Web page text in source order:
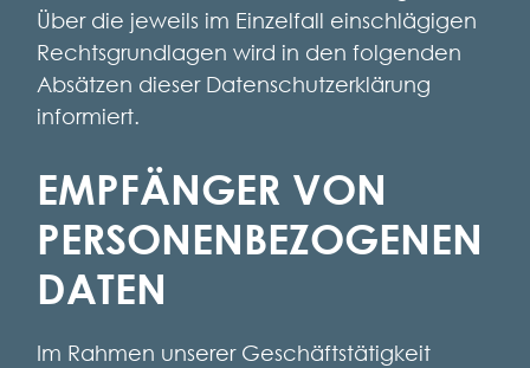
Über die jeweils im Einzelfall einschlägigen
Rechtsgrundlagen wird in den folgenden
Absätzen dieser Datenschutzerklärung
informiert.
EMPFÄNGER VON
PERSONENBEZOGENEN
DATEN
Im Rahmen unserer Geschäftstätigkeit